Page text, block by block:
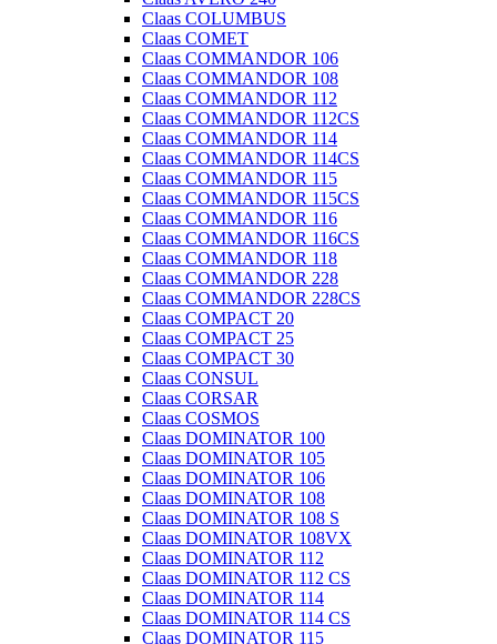
Claas COLUMBUS
Claas COMET
Claas COMMANDOR 106
Claas COMMANDOR 108
Claas COMMANDOR 112
Claas COMMANDOR 112CS
Claas COMMANDOR 114
Claas COMMANDOR 114CS
Claas COMMANDOR 115
Claas COMMANDOR 115CS
Claas COMMANDOR 116
Claas COMMANDOR 116CS
Claas COMMANDOR 118
Claas COMMANDOR 228
Claas COMMANDOR 228CS
Claas COMPACT 20
Claas COMPACT 25
Claas COMPACT 30
Claas CONSUL
Claas CORSAR
Claas COSMOS
Claas DOMINATOR 100
Claas DOMINATOR 105
Claas DOMINATOR 106
Claas DOMINATOR 108
Claas DOMINATOR 108 S
Claas DOMINATOR 108VX
Claas DOMINATOR 112
Claas DOMINATOR 112 CS
Claas DOMINATOR 114
Claas DOMINATOR 114 CS
Claas DOMINATOR 115